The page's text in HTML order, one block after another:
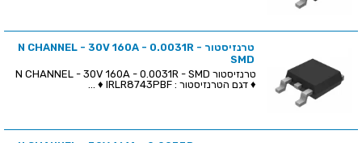
טרנזיסטור N CHANNEL - 30V 160A - 0.0031R -
SMD
♦ דגם הטרנזיסטור : IRLR8743PBF ♦ ...